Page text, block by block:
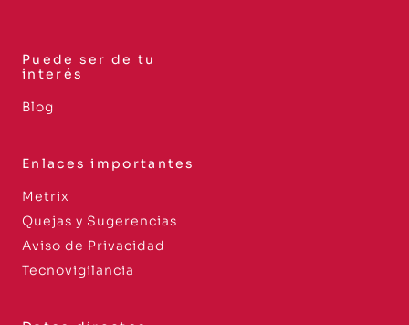
Puede ser de tu
interés
Blog
Enlaces importantes
Metrix
Quejas y Sugerencias
Aviso de Privacidad
Tecnovigilancia